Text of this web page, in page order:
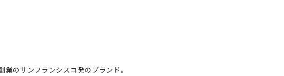
のサンフランシスコ発のブランド。